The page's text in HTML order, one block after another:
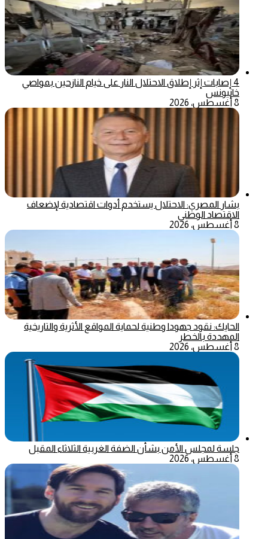
4 إصابات إثر إطلاق الاحتلال النار على خيام النازحين بمواصي
خانيونس
8 أغسطس، 2026
بشار المصري: الاحتلال يستخدم أدوات اقتصادية لإضعاف
الاقتصاد الوطني
8 أغسطس، 2026
الحايك: نقود جهودا وطنية لحماية المواقع الأثرية والتاريخية
المهددة بالخطر
8 أغسطس، 2026
جلسة لمجلس الأمن بشأن الضفة الغربية الثلاثاء المقبل
8 أغسطس، 2026